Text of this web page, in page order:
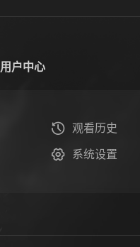
用户中心
观看历史
系统设置